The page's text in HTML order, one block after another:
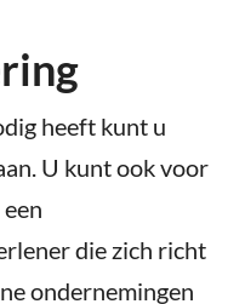
heeft kunt u
U kunt ook voor
die zich richt
ondernemingen